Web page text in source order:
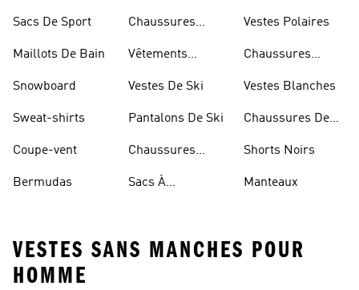
Sacs De Sport
Maillots De Bain
Snowboard
Sweat-shirts
Coupe-vent
Bermudas
Chaussures
Vêtements
Vestes De Ski
Pantalons De Ski
Chaussures
Sacs À
Vestes Polaires
Chaussures
Vestes Blanches
Chaussures De
Shorts Noirs
Manteaux
VESTES SANS MANCHES POUR
HOMME